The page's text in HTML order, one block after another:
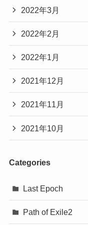
2022年3月
2022年2月
2022年1月
2021年12月
2021年11月
2021年10月
Categories
Last Epoch
Path of Exile2